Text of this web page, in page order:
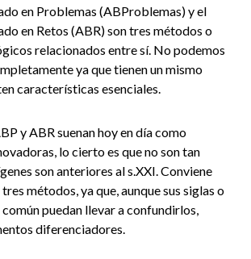
en Problemas (ABProblemas) y el
en Retos (ABR) son tres métodos o
relacionados entre sí. No podemos
ya que tienen un mismo
características esenciales.
y ABR suenan hoy en día como
lo cierto es que no son tan
son anteriores al s.XXI. Conviene
métodos, ya que, aunque sus siglas o
puedan llevar a confundirlos,
diferenciadores.